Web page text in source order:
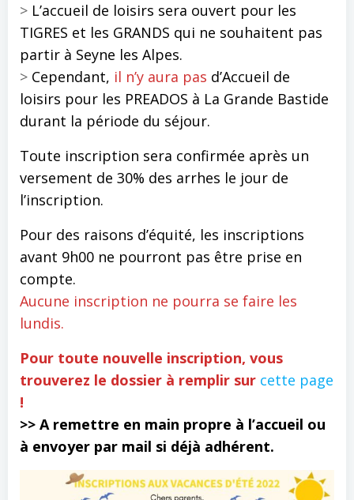
> L’accueil de loisirs sera ouvert pour les
TIGRES et les GRANDS qui ne souhaitent pas
partir à Seyne les Alpes.
> Cependant, il n’y aura pas d’Accueil de
loisirs pour les PREADOS à La Grande Bastide
durant la période du séjour.
Toute inscription sera confirmée après un
versement de 30% des arrhes le jour de
l’inscription.
Pour des raisons d’équité, les inscriptions
avant 9h00 ne pourront pas être prise en
compte.
Aucune inscription ne pourra se faire les
lundis.
Pour toute nouvelle inscription, vous
trouverez le dossier à remplir sur cette page
!
>> A remettre en main propre à l’accueil ou
à envoyer par mail si déjà adhérent.